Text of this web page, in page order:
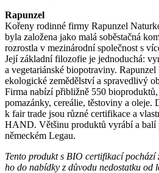
Rapunzel
Kořeny rodinné firmy Rapunzel
byla založena jako malá soběstačná
rozrostla v mezinárodní společnost s
Její základní filozofie je jednoduchá:
a vegetariánské biopotraviny.
ekologické zemědělství a spravedlivý
Firma nabízí přibližně 550
pomazánky, cereálie, těstoviny a oleje.
k fair trade jsou různé certifikace a
HAND. Většinu produktů vyrábí a balí
německém Legau.
Tento produkt s BIO certifikací
ho do nabídky z důvodu nedostatku od